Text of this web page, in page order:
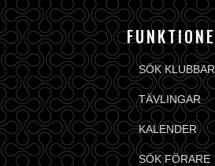
SÖK KLUBBAR
TÄVLINGAR
KALENDER
SÖK FÖRARE